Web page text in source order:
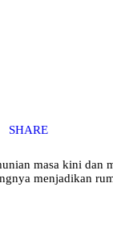
SHARE
masa kini dan
menjadikan